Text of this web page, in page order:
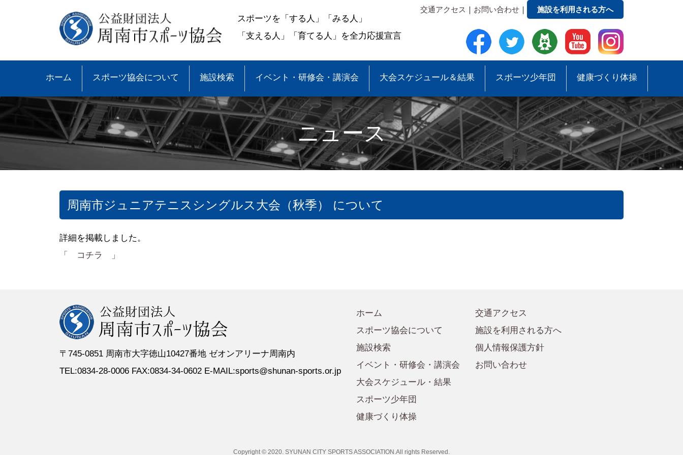
スポーツを「する人」「みる人」
「支える人」「育てる人」を全力応援宣言
交通アクセス ｜ お問い合わせ ｜ 施設を利用される方へ
ホーム スポーツ協会について
●諸規則
●事業報告
●事務局への質問・お問合せ
施設検索 イベント・研修会・講演会 大会スケジュール＆結果
●大会情報＆結果
スポーツ少年団
●スポーツ少年団とは
●登録スポーツ少年団
●スポーツ少年団大会情報
●各種申請・報告書 ●スポーツ少年団助成事業
健康づくり体操
ニュース
周南市ジュニアテニスシングルス大会（秋季） について
詳細を掲載しました。
「 コチラ 」
〒745-0851 周南市大字徳山10427番地 ゼオンアリーナ周南内
TEL:0834-28-0006 FAX:0834-34-0602 E-MAIL:sports@shunan-sports.or.jp
ホーム
スポーツ協会について
施設検索
イベント・研修会・講演会
大会スケジュール・結果
スポーツ少年団
健康づくり体操
交通アクセス
施設を利用される方へ
個人情報保護方針
お問い合わせ
Copyright © 2020. SYUNAN CITY SPORTS ASSOCIATION.All rights Reserved.